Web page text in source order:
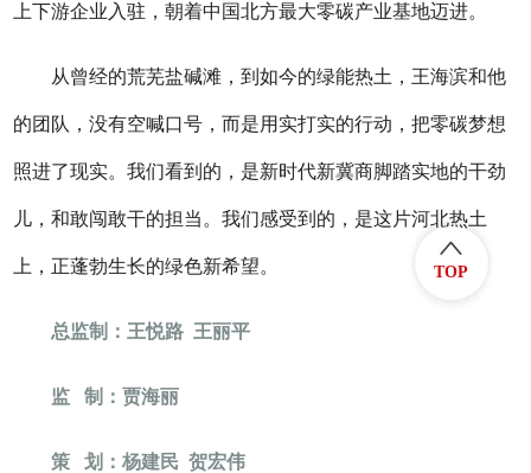
上下游企业入驻，朝着中国北方最大零碳产业基地迈进。
从曾经的荒芜盐碱滩，到如今的绿能热土，王海滨和他
的团队，没有空喊口号，而是用实打实的行动，把零碳梦想
照进了现实。我们看到的，是新时代新冀商脚踏实地的干劲
儿，和敢闯敢干的担当。我们感受到的，是这片河北热土
上，正蓬勃生长的绿色新希望。
总监制：王悦路 王丽平
监 制：贾海丽
策 划：杨建民 贺宏伟
TOP